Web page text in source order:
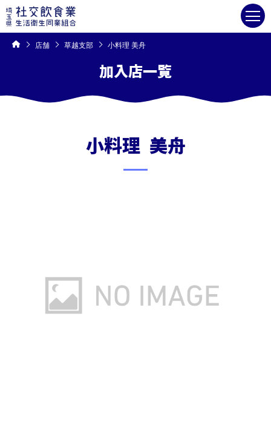
へ
店舗 草越支部 小料理 美舟
加入店一覧
小料理 美舟